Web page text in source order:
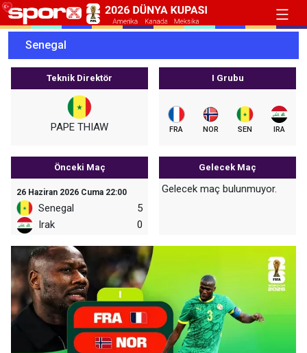
Senegal
Teknik Direktör
PAPE THIAW
I Grubu
FRA NOR SEN IRA
Önceki Maç
26 Haziran 2026 Cuma 22:00
Senegal
Irak
5
0
Gelecek Maç
Gelecek maç bulunmuyor.